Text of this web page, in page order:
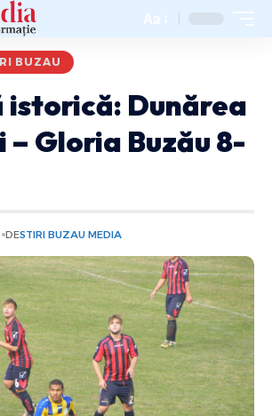
Aa
BUZAU
istorică: Dunărea
– Gloria Buzău 8-
DESTIRI BUZAU MEDIA